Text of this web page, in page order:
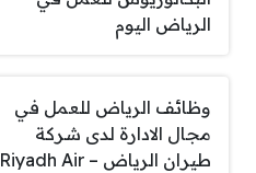
الرياض اليوم
وظائف الرياض للعمل في
مجال الادارة لدى شركة
طيران الرياض – Riyadh Air